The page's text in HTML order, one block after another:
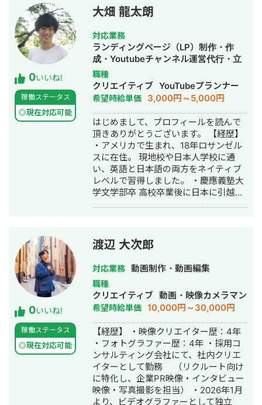
の動画、もっと良くならない？」 「タ
クシー広告やプロモーション映像も検
討したい」 そんな言語化できていない
段階の「些細な悩み」を、プロの視点
で紐解くのが私の得意領域です。映像
制作・分析・運用まで一気通貫で対応
できるからこそ、どんな角度のご相談
にも「その場」で回答いたします。 🎥
映像歴8年。理論と実績に裏打ちされた
プロの視点 高校時代から映像制作を開
始し、芸術系大学にて映像の歴史から
高度な応用技術まで4年間徹底的に学び
ました。単に「動画を作る」だけでは
なく、「なぜその映像が必要なの
か？」という本質を追求し続けていま
す。 大学在学中からプロとしてキャリ
アをスタートし、現在は【企画・撮
影・編集・分析】までをワンストップ
クターとして伴走します。 📈【実績
１】運用リプレイスによる劇的な数値
改善 他社から弊社へ運用を引き継いだ
（リプレイス）結果、1年間で主要指標
を大幅に底上げしました。前代理店で
の停滞を打破し、「アルゴリズムに評
価され、拡散される」チャンネルへと
再構築します。 ▼ 運用リプレイス前後
の比較データ （※動画公開24時間後の
初動数値を比較） 📈 平均視聴維持率：
39.8％ ⇒ 50.7％（★大台突破）
YouTube評価の肝である「維持率」を
50％の大台に乗せたことで、プラット
フォームからの評価を最大化。安定し
0いいね!
稼働ステータス
◎現在対応可能
大畑 龍太朗
対応業務
ランディングページ（LP）制作・作
成・Youtubeチャンネル運営代行・立
ち上げ・ECサイト構築・ネットショッ
プ作成代行・SEO対策・SNS運用代
行・記事作成代行・ライティング・翻
訳・ホームページ制作・作成・オウン
ドメディア制作・構築・運用代行・動
画制作・動画編集
職種
クリエイティブ YouTubeプランナー
希望時給単価 3,000円～5,000円
はじめまして、プロフィールを読んで
頂きありがとうございます。 【経歴】
・アメリカで生まれ、18年ロサンゼル
スに在住。 現地校や日本人学校に通
い、英語と日本語の両方をネイティブ
レベルで習得しました。 ・慶應義塾大
学文学部卒 高校卒業後に日本に引越
フラ整理などの業務に携わりました。
・広告企業 インフルエンサー事業部で
オンライン広告やコンテンツ制作など
の業務に携わりました。 ・フリーラン
スとして活動 個人で発信をしながらク
ライアントから仕事をいただき、フリ
ーランスとして現在は活動しておりま
す。 【趣味・特技】 ・料理（ほぼ毎日
自炊） ・ダーツ（プロ資格あり） ・キ
ャンプ（年6回程度） ・バルーンアー
ト（初級） ・お酒 ・カメラ 18年の在
米経験、多数の経験やスキルは誰にも
マネできるものではない、希少価値の
高いものだと自負しております。 幅広
0いいね!
稼働ステータス
◎現在対応可能
渡辺 大次郎
対応業務 動画制作・動画編集
職種
クリエイティブ 動画・映像カメラマン
希望時給単価 10,000円～30,000円
【経歴】 ・映像クリエイター歴：4年
・フォトグラファー歴：4年 ・採用コ
ンサルティング会社にて、社内クリエ
イターとして勤務 （リクルート向け
に特化し、企業PR映像・インタビュー
映像・写真撮影を担当） ・2026年1月
より、ビデオグラファーとして独立